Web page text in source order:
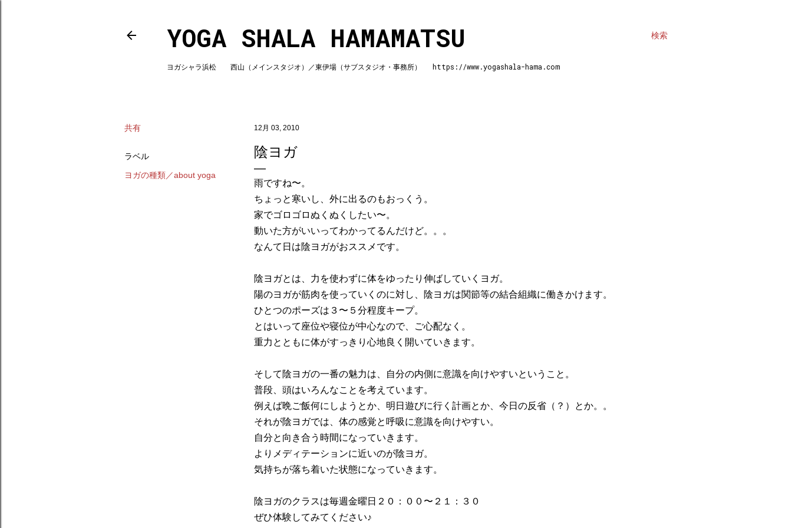
検索
YOGA SHALA HAMAMATSU
ヨガシャラ浜松 西山（メインスタジオ）／東伊場（サブスタジオ・事務所） https://www.yogashala-hama.com
共有
ラベル
ヨガの種類／about yoga
12月 03, 2010
陰ヨガ
雨ですね〜。
ちょっと寒いし、外に出るのもおっくう。
家でゴロゴロぬくぬくしたい〜。
動いた方がいいってわかってるんだけど。。。
なんて日は陰ヨガがおススメです。
陰ヨガとは、力を使わずに体をゆったり伸ばしていくヨガ。
陽のヨガが筋肉を使っていくのに対し、陰ヨガは関節等の結合組織に働きかけます。
ひとつのポーズは３〜５分程度キープ。
とはいって座位や寝位が中心なので、ご心配なく。
重力とともに体がすっきり心地良く開いていきます。
そして陰ヨガの一番の魅力は、自分の内側に意識を向けやすいということ。
普段、頭はいろんなことを考えています。
例えば晩ご飯何にしようとか、明日遊びに行く計画とか、今日の反省（？）とか。。
それが陰ヨガでは、体の感覚と呼吸に意識を向けやすい。
自分と向き合う時間になっていきます。
よりメディテーションに近いのが陰ヨガ。
気持ちが落ち着いた状態になっていきます。
陰ヨガのクラスは毎週金曜日２０：００〜２１：３０
ぜひ体験してみてください♪